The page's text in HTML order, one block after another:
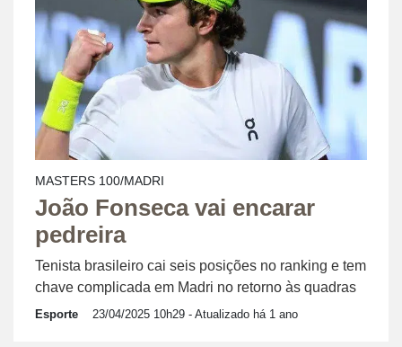
MASTERS 100/MADRI
João Fonseca vai encarar
pedreira
Tenista brasileiro cai seis posições no ranking e tem
chave complicada em Madri no retorno às quadras
Esporte 23/04/2025 10h29 - Atualizado há 1 ano